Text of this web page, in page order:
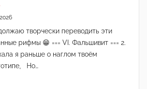
творчески переводить эти
рифмы 😁 === VI. Фальшивит === 2.
я раньше о наглом твоём
Но…